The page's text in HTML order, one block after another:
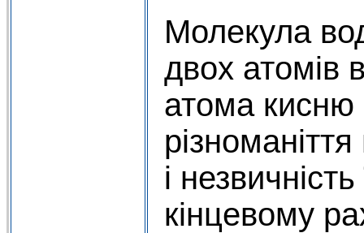
Молекула
двох атомів
атома
і
кінцевому